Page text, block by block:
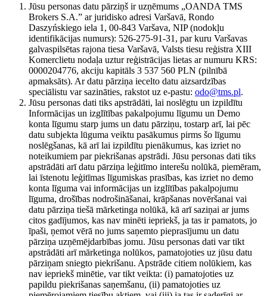
Jūsu personas datu pārziņš ir uzņēmums „OANDA TMS
Brokers S.A.” ar juridisko adresi Varšavā, Rondo
Daszyńskiego iela 1, 00-843 Varšava, NIP (nodokļu
identifikācijas numurs): 526-275-91-31, par kuru Varšavas
galvaspilsētas rajona tiesa Varšavā, Valsts tiesu reģistra XIII
Komerclietu nodaļa uztur reģistrācijas lietas ar numuru KRS:
0000204776, akciju kapitāls 3 537 560 PLN (pilnībā
apmaksāts). Ar datu pārziņa iecelto datu aizsardzības
speciālistu var sazināties, rakstot uz e-pastu: odo@tms.pl.
Jūsu personas dati tiks apstrādāti, lai noslēgtu un izpildītu
Informācijas un izglītības pakalpojumu līgumu un Demo
konta līgumu starp jums un datu pārziņu, tostarp arī, lai pēc
datu subjekta lūguma veiktu pasākumus pirms šo līgumu
noslēgšanas, kā arī lai izpildītu pienākumus, kas izriet no
noteikumiem par piekrišanas apstrādi. Jūsu personas dati tiks
apstrādāti arī datu pārziņa leģitīmo interešu nolūkā, piemēram,
lai īstenotu leģitīmas līgumiskas prasības, kas izriet no demo
konta līguma vai informācijas un izglītības pakalpojumu
līguma, drošības nodrošināšanai, krāpšanas novēršanai vai
datu pārziņa tiešā mārketinga nolūkā, kā arī saziņai ar jums
citos gadījumos, kas nav minēti iepriekš, ja tas ir pamatots, jo
īpaši, ņemot vērā no jums saņemto pieprasījumu un datu
pārziņa uzņēmējdarbības jomu. Jūsu personas dati var tikt
apstrādāti arī mārketinga nolūkos, pamatojoties uz jūsu datu
pārziņam sniegto piekrišanu. Apstrāde citiem nolūkiem, kas
nav iepriekš minētie, var tikt veikta: (i) pamatojoties uz
papildu piekrišanas saņemšanu, (ii) pamatojoties uz